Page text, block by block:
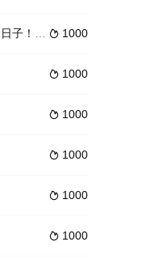
 1000
四季
 1000
 1000
 1000
 1000
 1000